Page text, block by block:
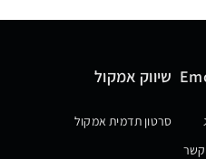
קשר
שיווק אמקול
סרטון תדמית אמקול